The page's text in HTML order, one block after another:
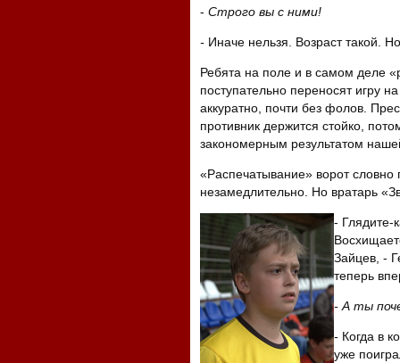
- Строго вы с ними!
- Иначе нельзя. Возраст такой.
Ребята на поле и в самом деле
поступательно переносят игру
аккуратно, почти без фолов.
противник держится стойко,
закономерным результатом
«Распечатывание» ворот словно
незамедлительно. Но вратарь
- Глядите-
Зайцев, -
теперь
- А ты
- Когда в
уже